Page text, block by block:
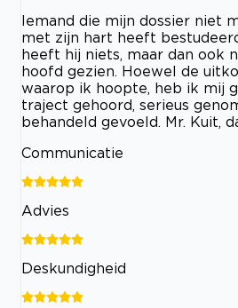
Iemand die mijn dossier niet
met zijn hart heeft
heeft hij niets, maar dan ook
hoofd gezien. Hoewel de
waarop ik hoopte, heb ik mij
traject gehoord, serieus
behandeld gevoeld. Mr. Kuit,
Communicatie
Advies
Deskundigheid